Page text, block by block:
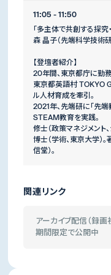
11:05 - 11:50
「多主体で共創する探
森 晶子（先端科学技術
【登壇者紹介】
20年間、東京都庁に勤
東京都英語村 TOKYO
ル人材育成を牽引。
2021年、先端研に「先端
STEAM教育を実践。
修士（政策マネジメント
博士（学術、東京大学）
信堂）。
関連リンク
アーカイブ配信（録
期間限定で公開中